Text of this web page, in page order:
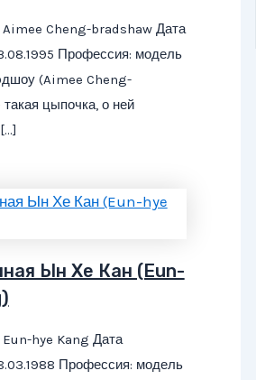
Aimee Cheng-bradshaw Дата
Профессия: модель
(Aimee Cheng-
цыпочка, о ней
Ын Хе Кан (Eun-
hye Kang Дата
Профессия: модель